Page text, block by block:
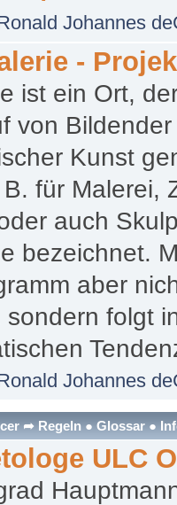
Johannes
-
ist ein Ort,
von
Kunst
für Malerei,
auch
bezeichnet.
aber
sondern folgt
Johannes
➦ Regeln ● Glossar ●
ULC